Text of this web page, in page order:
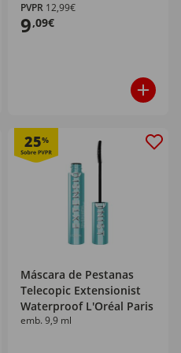
PVPR 12,99€
9,09€
25%
Máscara de Pestanas
Telecopic Extensionist
Waterproof L'Oréal Paris
emb. 9,9 ml